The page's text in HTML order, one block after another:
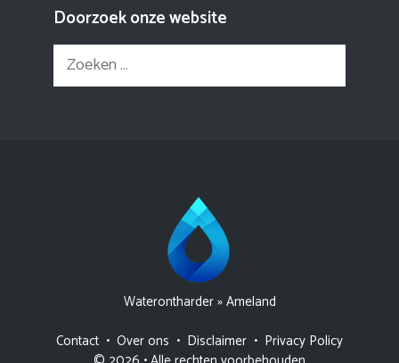
Doorzoek onze website
Zoek
naar:
Waterontharder»Ameland
Contact • Over ons • Disclaimer • Privacy Policy